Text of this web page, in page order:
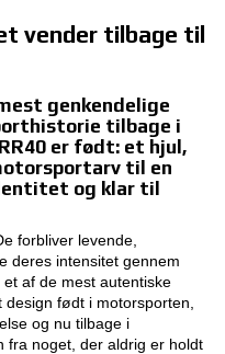
MOTORSPORT
KONTAKTER
FAQ
JOB
DOWNLOAD AREA
GPSR
vender tilbage til
genkendelige
tilbage i
er født: et hjul,
til en
og klar til
forbliver levende,
deres intensitet gennem
af de mest autentiske
født i motorsporten,
og nu tilbage i
fra noget, der aldrig er holdt